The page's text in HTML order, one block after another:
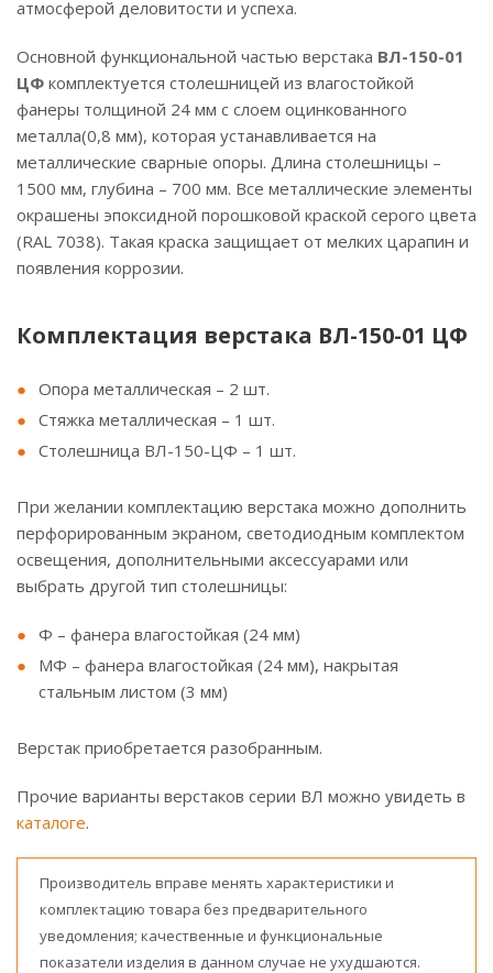
атмосферой деловитости и успеха.
Основной функциональной частью верстака ВЛ-150-01
ЦФ комплектуется столешницей из влагостойкой
фанеры толщиной 24 мм с слоем оцинкованного
металла(0,8 мм), которая устанавливается на
металлические сварные опоры. Длина столешницы –
1500 мм, глубина – 700 мм. Все металлические элементы
окрашены эпоксидной порошковой краской серого цвета
(RAL 7038). Такая краска защищает от мелких царапин и
появления коррозии.
Комплектация верстака ВЛ-150-01 ЦФ
Опора металлическая – 2 шт.
Стяжка металлическая – 1 шт.
Столешница ВЛ-150-ЦФ – 1 шт.
При желании комплектацию верстака можно дополнить
перфорированным экраном, светодиодным комплектом
освещения, дополнительными аксессуарами или
выбрать другой тип столешницы:
Ф – фанера влагостойкая (24 мм)
МФ – фанера влагостойкая (24 мм), накрытая
стальным листом (3 мм)
Верстак приобретается разобранным.
Прочие варианты верстаков серии ВЛ можно увидеть в
каталоге.
Производитель вправе менять характеристики и
комплектацию товара без предварительного
уведомления; качественные и функциональные
показатели изделия в данном случае не ухудшаются.